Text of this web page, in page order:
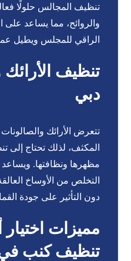
تنظيف المجالس حلولًا
والروائح، مما يساعد
الراقي للمجلس ويطيل
تنظيف
دبي
تتعرض الأرائك
المكثف، لذلك تحتاج
مظهرها ونظافتها.
التخلص من الأوساخ
دون التأثير على جودة
مميزات
تنظيف كنب